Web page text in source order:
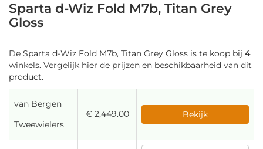
Sparta d-Wiz Fold M7b, Titan Grey
Gloss
De Sparta d-Wiz Fold M7b, Titan Grey Gloss is te koop bij 4
winkels. Vergelijk hier de prijzen en beschikbaarheid van dit
product.
van Bergen
Tweewielers
€ 2,449.00 Bekijk